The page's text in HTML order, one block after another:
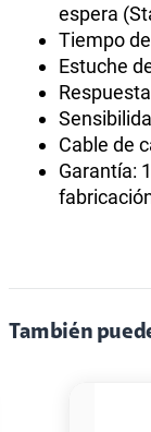
espera
Tiempo
Estuche
Cable de
Garantía:
También